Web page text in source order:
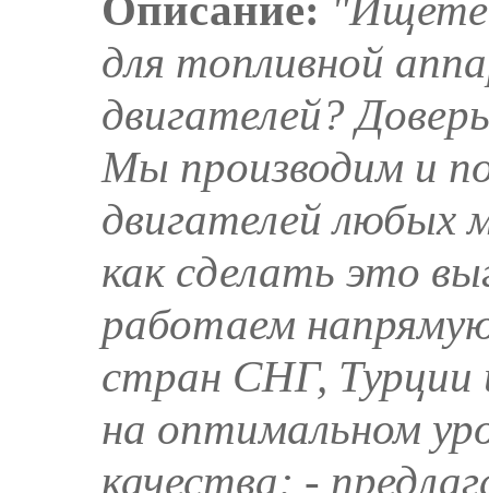
Описание: "Ищете
для топливной
двигателей?
Мы производим и
двигателей любых
как сделать это
работаем
стран СНГ,
на оптимальном
качества; -